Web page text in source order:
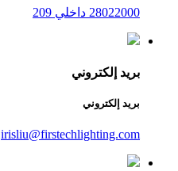
28022000 داخلي 209
بريد إلكتروني
بريد إلكتروني
irisliu@firstechlighting.com